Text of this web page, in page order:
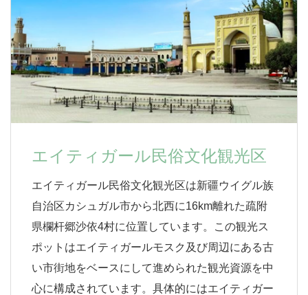
エイティガール民俗文化観光区
エイティガール民俗文化観光区は新疆ウイグル族
自治区カシュガル市から北西に16km離れた疏附
県欄杆郷沙依4村に位置しています。この観光ス
ポットはエイティガールモスク及び周辺にある古
い市街地をベースにして進められた観光資源を中
心に構成されています。具体的にはエイティガー